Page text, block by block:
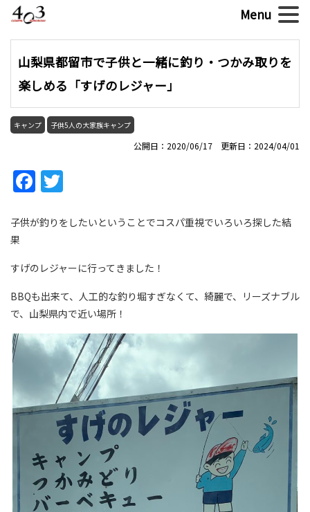
山梨県都留市で子供と一緒に釣り・つかみ取りを
楽しめる「すげのレジャー」
キャンプ 子供5人の大家族キャンプ
公開日：2020/06/17 更新日：2024/04/01
Facebook
子供が釣りをしたいということでコスパ重視でいろいろ探した結
果
すげのレジャーに行ってきました！
BBQも出来て、人工的な釣り堀すぎなくて、綺麗で、リーズナブル
で、山梨県内で近い場所！